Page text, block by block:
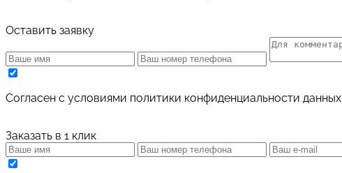
Оставить заявку
Cогласен с условиями политики конфиденциальности данных
Заказать в 1 клик